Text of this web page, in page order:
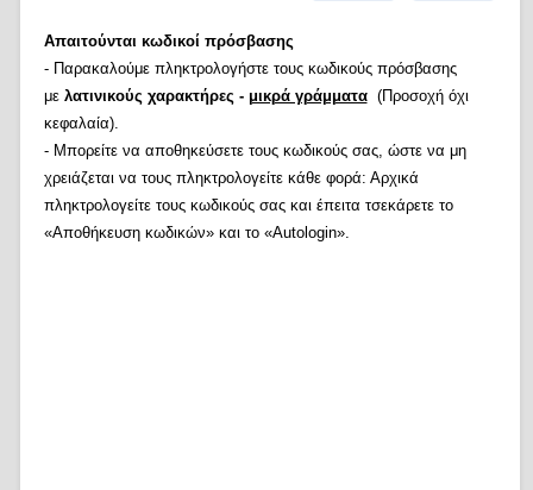
Απαιτούνται κωδικοί πρόσβασης
- Παρακαλούμε πληκτρολογήστε τους κωδικούς πρόσβασης
με λατινικούς χαρακτήρες - μικρά γράμματα(Προσοχή όχι
κεφαλαία).
- Μπορείτε να αποθηκεύσετε τους κωδικούς σας, ώστε να μη
χρειάζεται να τους πληκτρολογείτε κάθε φορά: Αρχικά
πληκτρολογείτε τους κωδικούς σας και έπειτα τσεκάρετε το
«Αποθήκευση κωδικών» και το «Autologin».